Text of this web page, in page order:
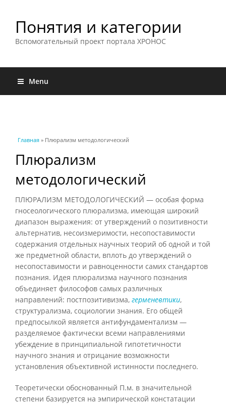
Понятия и категории
Вспомогательный проект портала ХРОНОС
Menu
Вы здесь
Главная » Плюрализм методологический
Плюрализм
методологический
ПЛЮРАЛИЗМ МЕТОДОЛОГИЧЕСКИЙ — особая форма
гносеологического плюрализма, имеющая широкий
диапазон выражения: от утверждений о позитивности
альтернатив, несоизмеримости, несопоставимости
содержания отдельных научных теорий об одной и той
же предметной области, вплоть до утверждений о
несопоставимости и равноценности самих стандартов
познания. Идея плюрализма научного познания
объединяет философов самых различных
направлений: постпозитивизма, герменевтики,
структурализма, социологии знания. Его общей
предпосылкой является антифундаментализм —
разделяемое фактически всеми направлениями
убеждение в принципиальной гипотетичности
научного знания и отрицание возможности
установления объективной истинности последнего.
Теоретически обоснованный П.м. в значительной
степени базируется на эмпирической констатации